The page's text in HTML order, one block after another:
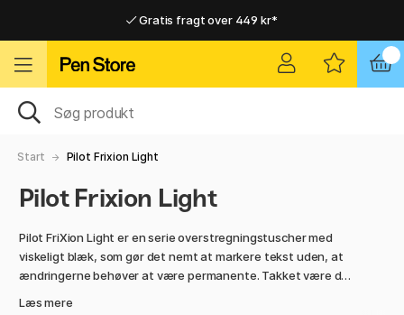
Gratis fragt over 449 kr*
Hurtigt til dør eller pakkeshop
Hurtigt til dør eller pakkeshop
Start Pilot Frixion Light
Pilot Frixion Light
Pilot FriXion Light er en serie overstregningstuscher med
viskeligt blæk, som gør det nemt at markere tekst uden, at
ændringerne behøver at være permanente. Takket være den
Læs mere